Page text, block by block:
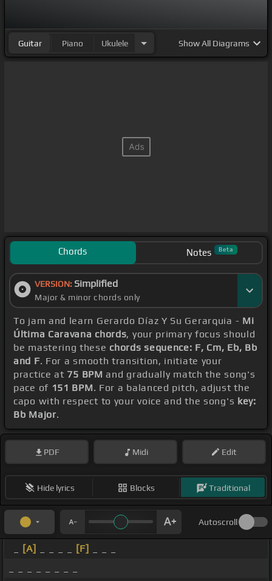
Guitar Piano Ukulele ShowAll Diagrams
Chords Notes Beta
VERSION: Simplified
Major & minor chords only
To jam and learn Gerardo Díaz Y Su Gerarquia - Mi
Última Caravana chords, your primary focus should
be mastering these chords sequence: F, Cm, Eb, Bb
and F. For a smooth transition, initiate your
practice at 75 BPM and gradually match the song's
pace of 151 BPM. For a balanced pitch, adjust the
capo with respect to your voice and the song's key:
Bb Major.
PDF Midi Edit
Hide lyrics Blocks Traditional
Autoscroll
[A] [F]